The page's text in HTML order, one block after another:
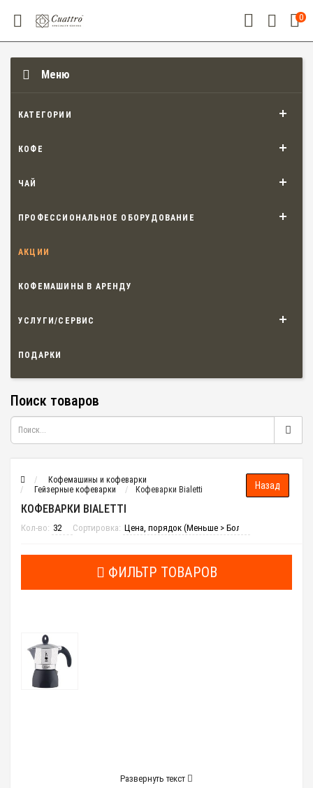
0
Меню
КАТЕГОРИИ
КОФЕ
ЧАЙ
ПРОФЕССИОНАЛЬНОЕ ОБОРУДОВАНИЕ
АКЦИИ
КОФЕМАШИНЫ В АРЕНДУ
УСЛУГИ/СЕРВИС
ПОДАРКИ
Поиск товаров
Кофемашины и кофеварки
Гейзерные кофеварки
Кофеварки Bialetti
КОФЕВАРКИ BIALETTI
Кол-во: Сортировка:
ФИЛЬТР ТОВАРОВ
Развернуть текст